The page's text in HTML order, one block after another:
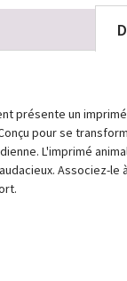
présente un
pour se
L'imprimé
Associez-